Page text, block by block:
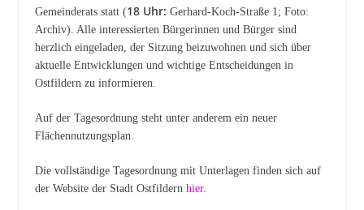
Gemeinderats statt (18 Uhr: Gerhard-Koch-Straße 1; Foto:
Archiv). Alle interessierten Bürgerinnen und Bürger sind
herzlich eingeladen, der Sitzung beizuwohnen und sich über
aktuelle Entwicklungen und wichtige Entscheidungen in
Ostfildern zu informieren.
Auf der Tagesordnung steht unter anderem ein neuer
Flächennutzungsplan.
Die vollständige Tagesordnung mit Unterlagen finden sich auf
der Website der Stadt Ostfildern hier.